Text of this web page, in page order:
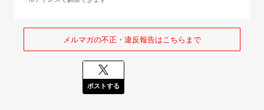
メルマガの不正・違反報告はこちらまで
ポストする